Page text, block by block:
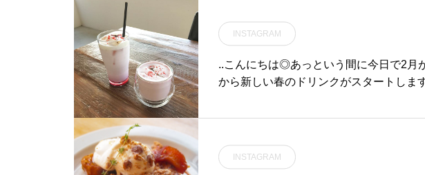
852-61-2885open 9:00close 18:00 ..@groom_haus#松江トリミン
グサロン #松江トリミング#松江スパシャ
ロン #松江ペット #ペットフードボウル
groomhaus
INSTAGRAM
..こんにちは◎あっという間に今日で2月
から新しい春のドリンクがスタートしま
はさくらフランボワーズラテです。やさ
す。.ホットとアイス両方ご用意しており
ウトもできますよ◎..期間限定ドリンクな
INSTAGRAM